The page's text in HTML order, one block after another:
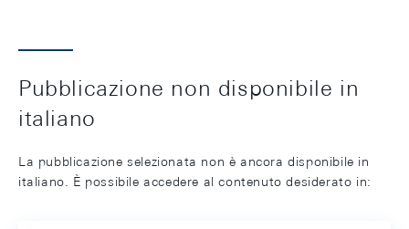
Pubblicazione non disponibile in
italiano
La pubblicazione selezionata non è ancora disponibile in
italiano. È possibile accedere al contenuto desiderato in: